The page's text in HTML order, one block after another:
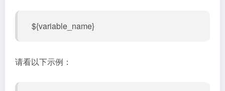
${variable_name}
请看以下示例：